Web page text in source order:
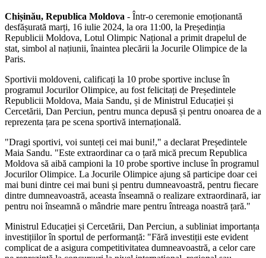
Chișinău, Republica Moldova - Într-o ceremonie emoționantă
desfășurată marți, 16 iulie 2024, la ora 11:00, la Președinția
Republicii Moldova, Lotul Olimpic Național a primit drapelul de
stat, simbol al națiunii, înaintea plecării la Jocurile Olimpice de la
Paris.
Sportivii moldoveni, calificați la 10 probe sportive incluse în
programul Jocurilor Olimpice, au fost felicitați de Președintele
Republicii Moldova, Maia Sandu, și de Ministrul Educației și
Cercetării, Dan Perciun, pentru munca depusă și pentru onoarea de a
reprezenta țara pe scena sportivă internațională.
"Dragi sportivi, voi sunteți cei mai buni!," a declarat Președintele
Maia Sandu. "Este extraordinar ca o țară mică precum Republica
Moldova să aibă campioni la 10 probe sportive incluse în programul
Jocurilor Olimpice. La Jocurile Olimpice ajung să participe doar cei
mai buni dintre cei mai buni și pentru dumneavoastră, pentru fiecare
dintre dumneavoastră, aceasta înseamnă o realizare extraordinară, iar
pentru noi înseamnă o mândrie mare pentru întreaga noastră țară."
Ministrul Educației și Cercetării, Dan Perciun, a subliniat importanța
investițiilor în sportul de performanță: "Fără investiții este evident
complicat de a asigura competitivitatea dumneavoastră, a celor care